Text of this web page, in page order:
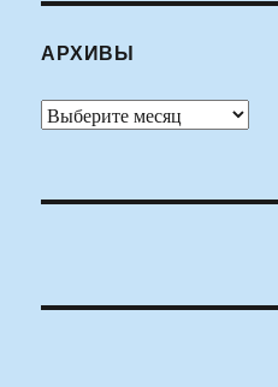
АРХИВЫ
Архивы